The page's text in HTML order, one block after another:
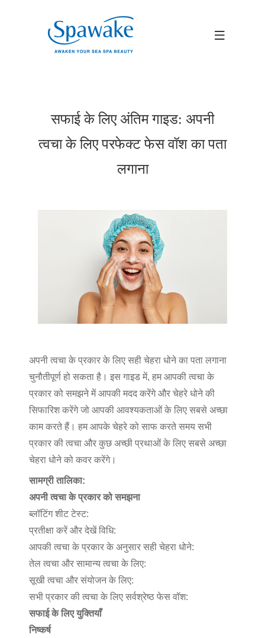
सफाई के लिए अंतिम गाइड: अपनी
त्वचा के लिए परफेक्ट फेस वॉश का पता
लगाना
अपनी त्वचा के प्रकार के लिए सही चेहरा धोने का पता लगाना
चुनौतीपूर्ण हो सकता है। इस गाइड में, हम आपकी त्वचा के
प्रकार को समझने में आपकी मदद करेंगे और चेहरे धोने की
सिफारिश करेंगे जो आपकी आवश्यकताओं के लिए सबसे अच्छा
काम करते हैं। हम आपके चेहरे को साफ करते समय सभी
प्रकार की त्वचा और कुछ अच्छी प्रथाओं के लिए सबसे अच्छा
चेहरा धोने को कवर करेंगे।
सामग्री तालिका:
अपनी त्वचा के प्रकार को समझना
ब्लॉटिंग शीट टेस्ट:
प्रतीक्षा करें और देखें विधि:
आपकी त्वचा के प्रकार के अनुसार सही चेहरा धोने:
तेल त्वचा और सामान्य त्वचा के लिए:
सूखी त्वचा और संयोजन के लिए:
सभी प्रकार की त्वचा के लिए सर्वश्रेष्ठ फेस वॉश:
सफाई के लिए युक्तियाँ
निष्कर्ष